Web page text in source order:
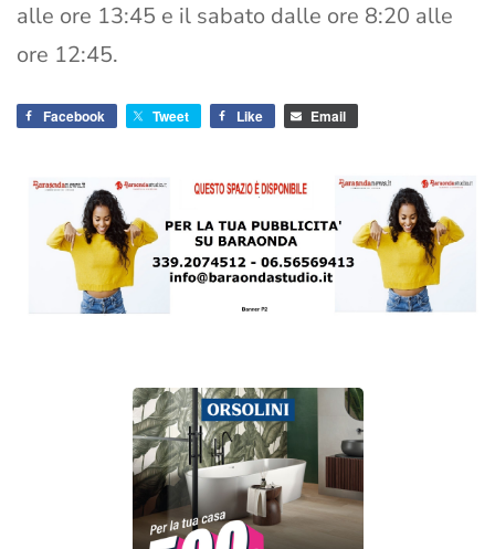
alle ore 13:45 e il sabato dalle ore 8:20 alle
ore 12:45.
Facebook Tweet Like Email